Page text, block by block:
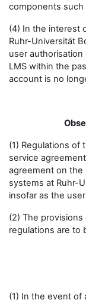
components such
(4) In the interest
Ruhr-Universität
user
LMS within the
account is no
(1) Regulations of
service
agreement on the
systems at Ruhr-
insofar as the
(2) The
regulations are to
(1) In the event of